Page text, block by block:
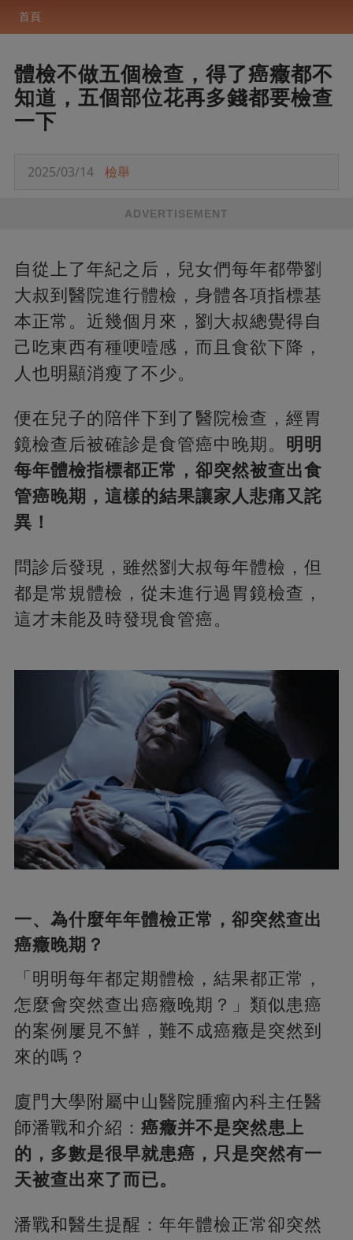
首頁
體檢不做五個檢查，得了癌癥都不
知道，五個部位花再多錢都要檢查
一下
2025/03/14 檢舉
ADVERTISEMENT
自從上了年紀之后，兒女們每年都帶劉
大叔到醫院進行體檢，身體各項指標基
本正常。近幾個月來，劉大叔總覺得自
己吃東西有種哽噎感，而且食欲下降，
人也明顯消瘦了不少。
便在兒子的陪伴下到了醫院檢查，經胃
鏡檢查后被確診是食管癌中晚期。 明明
每年體檢指標都正常，卻突然被查出食
管癌晚期，這樣的結果讓家人悲痛又詫
異！
問診后發現，雖然劉大叔每年體檢，但
都是常規體檢，從未進行過胃鏡檢查，
這才未能及時發現食管癌。
一、為什麼年年體檢正常，卻突然查出
癌癥晚期？
「明明每年都定期體檢，結果都正常，
怎麼會突然查出癌癥晚期？」類似患癌
的案例屢見不鮮，難不成癌癥是突然到
來的嗎？
廈門大學附屬中山醫院腫瘤內科主任醫
師潘戰和介紹： 癌癥并不是突然患上
的，多數是很早就患癌，只是突然有一
天被查出來了而已。
潘戰和醫生提醒：年年體檢正常卻突然